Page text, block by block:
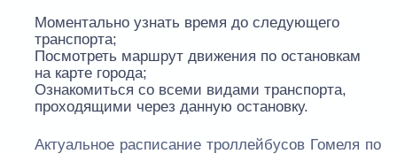
Моментально узнать время до следующего
транспорта;
Посмотреть маршрут движения по остановкам
на карте города;
Ознакомиться со всеми видами транспорта,
проходящими через данную остановку.
Актуальное расписание троллейбусов Гомеля по